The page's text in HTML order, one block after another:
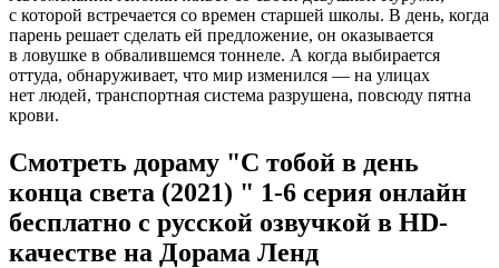
с которой встречается со времен старшей школы. В день, когда
парень решает сделать ей предложение, он оказывается
в ловушке в обвалившемся тоннеле. А когда выбирается
оттуда, обнаруживает, что мир изменился — на улицах
нет людей, транспортная система разрушена, повсюду пятна
крови.
Смотреть дораму "С тобой в день
конца света (2021) " 1-6 серия онлайн
бесплатно с русской озвучкой в HD-
качестве на Дорама Ленд